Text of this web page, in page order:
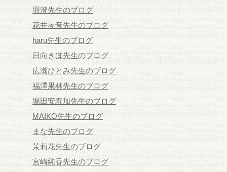
羽澄先生のブログ
花井琴音先生のブログ
haru先生のブログ
日向きほ先生のブログ
広瀬ひとみ先生のブログ
福澤果林先生のブログ
堀田安寿加先生のブログ
MAIKO先生のブログ
まな先生のブログ
茉莉花先生のブログ
宮崎純香先生のブログ